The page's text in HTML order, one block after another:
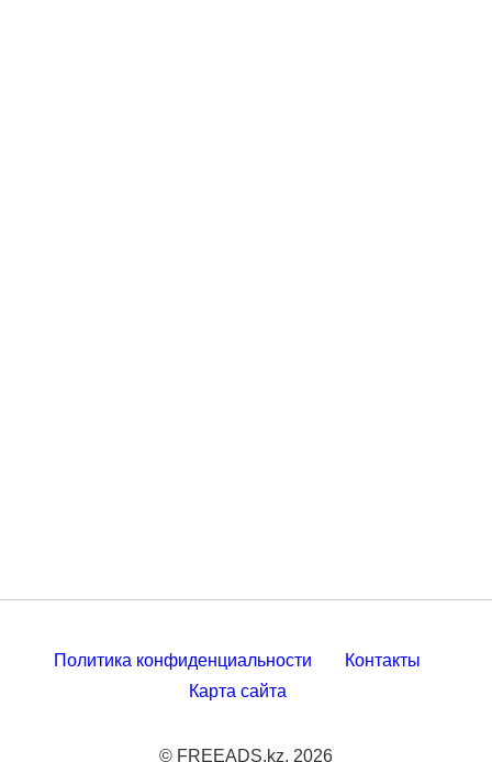
Политика конфиденциальности
Контакты
Карта сайта
© FREEADS.kz, 2026